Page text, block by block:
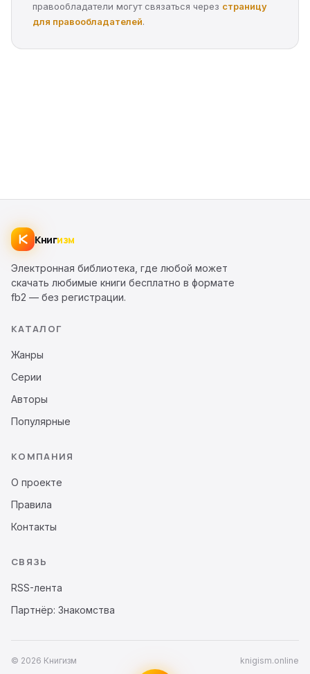
правообладатели могут связаться через страницу
для правообладателей.
Книгизм
Электронная библиотека, где любой может
скачать любимые книги бесплатно в формате
fb2 — без регистрации.
КАТАЛОГ
Жанры
Серии
Авторы
Популярные
КОМПАНИЯ
О проекте
Правила
Контакты
СВЯЗЬ
RSS-лента
Партнёр: Знакомства
© 2026 Книгизм knigism.online